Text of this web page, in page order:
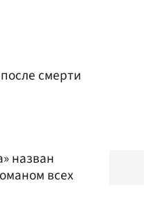
смерти
назван
всех